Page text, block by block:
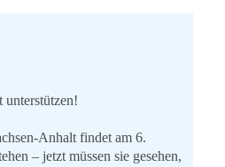
unterstützen!
Anhalt findet am 6.
– jetzt müssen sie gesehen,